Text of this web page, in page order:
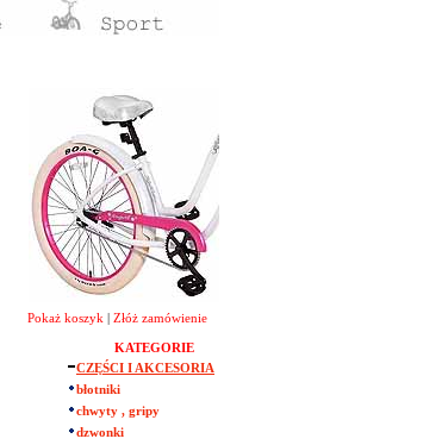
Pokaż koszyk Złóż zamówienie
KATEGORIE
CZĘŚCI I AKCESORIA
błotniki
chwyty , gripy
dzwonki